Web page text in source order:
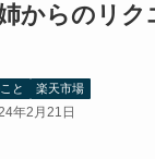
からのリク
と 楽天市場
年2月21日